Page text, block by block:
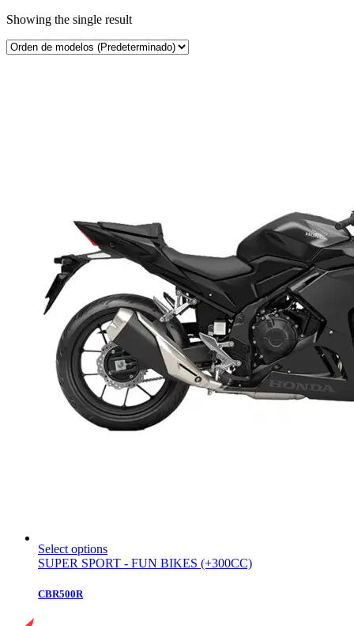
Showing the single result
Select options
SUPER SPORT - FUN BIKES (+300CC)
CBR500R